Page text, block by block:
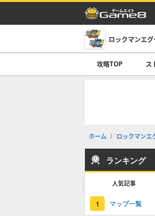
ロックマンエ
攻略TOP ス
ホーム ロックマンエ
ランキング
人気記事
1 マップ一覧